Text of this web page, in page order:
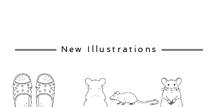
New Illustrations